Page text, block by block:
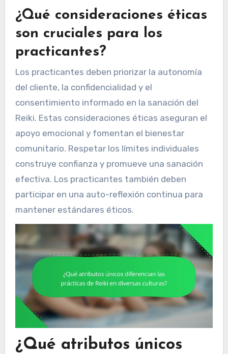
¿Qué consideraciones éticas
son cruciales para los
practicantes?
Los practicantes deben priorizar la autonomía
del cliente, la confidencialidad y el
consentimiento informado en la sanación del
Reiki. Estas consideraciones éticas aseguran el
apoyo emocional y fomentan el bienestar
comunitario. Respetar los límites individuales
construye confianza y promueve una sanación
efectiva. Los practicantes también deben
participar en una auto-reflexión continua para
mantener estándares éticos.
¿Qué atributos únicos